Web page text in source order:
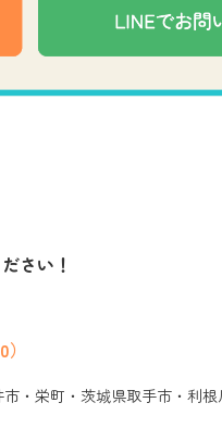
さい！
・栄町・茨城県取手市・利